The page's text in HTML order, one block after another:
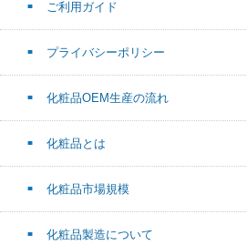
ご利用ガイド
プライバシーポリシー
化粧品OEM生産の流れ
化粧品とは
化粧品市場規模
化粧品製造について